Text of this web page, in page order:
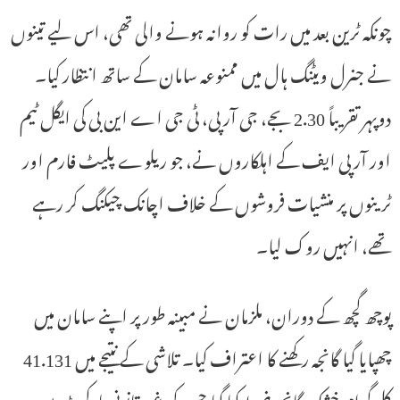
چونکہ ٹرین بعد میں رات کو روانہ ہونے والی تھی، اس لیے تینوں
نے جنرل ویٹنگ ہال میں ممنوعہ سامان کے ساتھ انتظار کیا۔
دوپہر تقریباً 2.30 بجے، جی آر پی، ٹی جی اے این بی کی ایگل ٹیم
اور آر پی ایف کے اہلکاروں نے، جو ریلوے پلیٹ فارم اور
ٹرینوں پر منشیات فروشوں کے خلاف اچانک چیکنگ کر رہے
تھے، انہیں روک لیا۔
پوچھ گچھ کے دوران، ملزمان نے مبینہ طور پر اپنے سامان میں
چھپایا گیا گانجہ رکھنے کا اعتراف کیا۔ تلاشی کے نتیجے میں 41.131